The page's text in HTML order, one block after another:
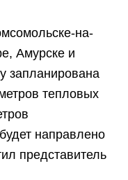
на-
Амурске и
запланирована
тепловых
направлено
представитель